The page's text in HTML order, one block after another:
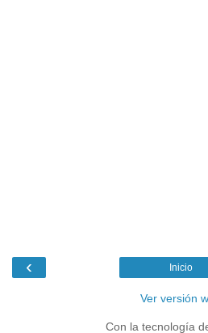
‹ Inicio
Ver versión
Con la tecnología